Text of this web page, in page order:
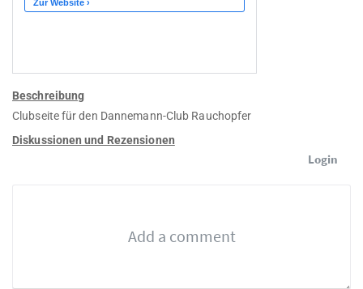
Beschreibung
Clubseite für den Dannemann-Club Rauchopfer
Diskussionen und Rezensionen
Login